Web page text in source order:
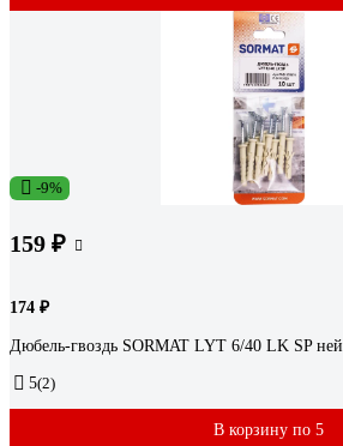
-9%
159 ₽
174 ₽
Дюбель-гвоздь SORMAT LYT 6/40 LK SP
5(2)
В корзину по 5